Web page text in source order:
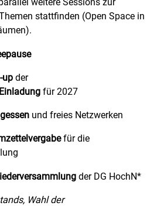
weitere Sessions zur
stattfinden (Open Space in
up der
Einladung für 2027
und freies Netzwerken
für die
der DG HochN*
Wahl der